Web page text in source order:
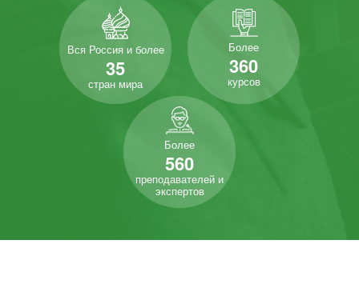
Вся Россия и более
35
стран мира
Более
360
курсов
Более
560
преподавателей и
экспертов